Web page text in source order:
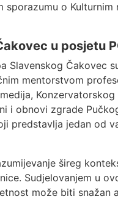
o Kulturnim
u posjetu
Slavenskog Čakovec
mentorstvom
Konzervatorskog
i obnovi zgrade
predstavlja jedan od
šireg
Sudjelovanjem u
može biti snažan